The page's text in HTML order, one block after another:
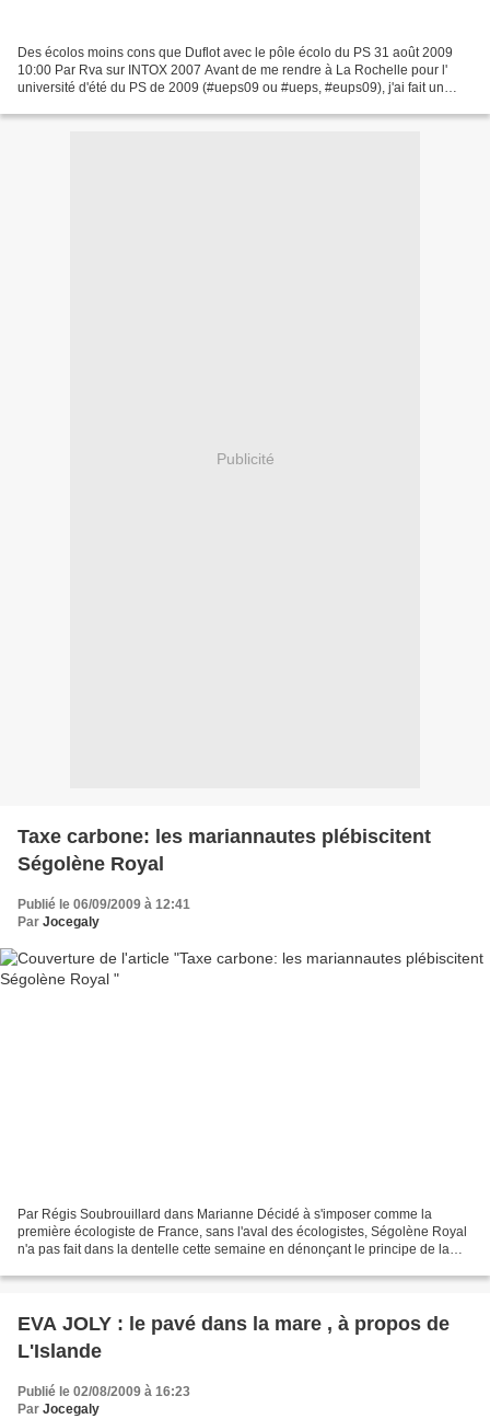
Des écolos moins cons que Duflot avec le pôle écolo du PS 31 août 2009
10:00 Par Rva sur INTOX 2007 Avant de me rendre à La Rochelle pour l'
université d'été du PS de 2009 (#ueps09 ou #ueps, #eups09), j'ai fait un
Publicité
Taxe carbone: les mariannautes plébiscitent
Ségolène Royal
Publié le 06/09/2009 à 12:41
Par Jocegaly
Par Régis Soubrouillard dans Marianne Décidé à s'imposer comme la
première écologiste de France, sans l'aval des écologistes, Ségolène Royal
n'a pas fait dans la dentelle cette semaine en dénonçant le principe de la
EVA JOLY : le pavé dans la mare , à propos de
L'Islande
Publié le 02/08/2009 à 16:23
Par Jocegaly